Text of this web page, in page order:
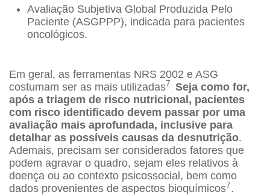
Avaliação Subjetiva Global Produzida Pelo
Paciente (ASGPPP), indicada para pacientes
oncológicos.
Em geral, as ferramentas NRS 2002 e ASG
costumam ser as mais utilizadas7 Seja como for,
após a triagem de risco nutricional, pacientes
com risco identificado devem passar por uma
avaliação mais aprofundada, inclusive para
detalhar as possíveis causas da desnutrição.
Ademais, precisam ser considerados fatores que
podem agravar o quadro, sejam eles relativos à
doença ou ao contexto psicossocial, bem como
dados provenientes de aspectos bioquímicos7.